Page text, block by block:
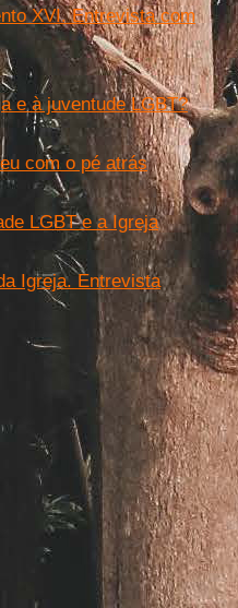
XVI. Entrevista com
e à juventude LGBT?
com o pé atrás
LGBT e a Igreja
Igreja. Entrevista